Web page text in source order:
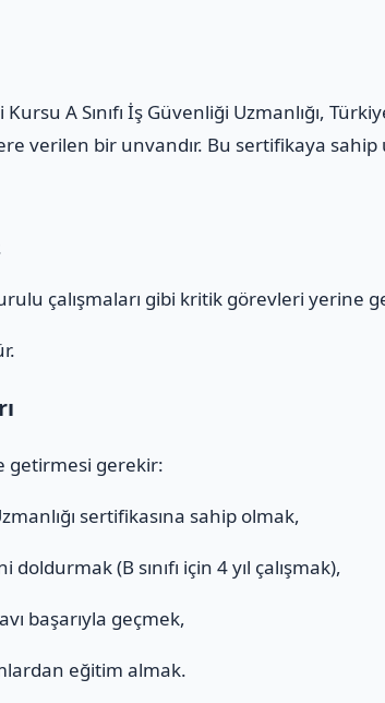
A Sınıfı İş Güvenliği Uzmanlığı,
verilen bir unvandır. Bu sertifikaya
çalışmaları gibi kritik görevleri yerine
getirmesi gerekir:
sertifikasına sahip olmak,
(B sınıfı için 4 yıl çalışmak),
başarıyla geçmek,
eğitim almak.